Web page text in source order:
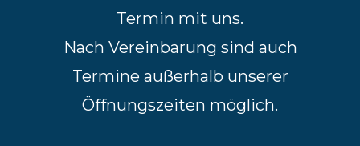
Termin mit uns.
Nach Vereinbarung sind auch
Termine außerhalb unserer
Öffnungszeiten möglich.